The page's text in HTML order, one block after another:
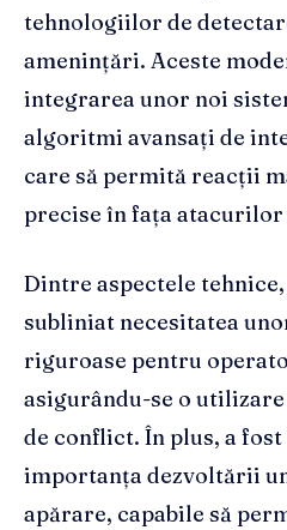
tehnologiilor de
amenințări. Aceste
integrarea unor noi
algoritmi avansați de
care să permită reacții
precise în fața atacurilor
Dintre aspectele
subliniat necesitatea
riguroase pentru
asigurându-se o
de conflict. În plus, a
importanța dezvoltării
apărare, capabile să